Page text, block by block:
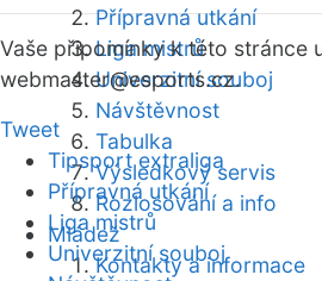
Přípravná utkání
Liga mistrů
Univerzitní souboj
Návštěvnost
Tabulka
Výsledkový servis
Rozlosování a info
Mládež
Kontakty a informace
Vaše připomínky k této stránce
webmaster@esports.cz.
Tweet
Tipsport extraliga
Přípravná utkání
Liga mistrů
Univerzitní souboj